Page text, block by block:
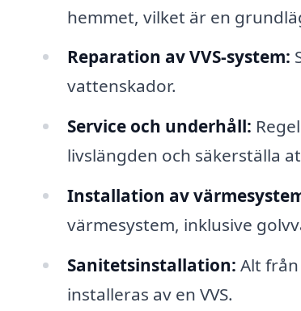
hemmet, vilket är en
Reparation av VVS-system:
vattenskador.
Service och underhåll:
livslängden och säkerställa
Installation av
värmesystem, inklusive
Sanitetsinstallation: Alt
installeras av en VVS.